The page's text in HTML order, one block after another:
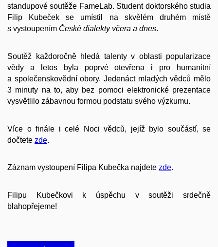
standupové soutěže FameLab. Student doktorského studia
Filip Kubeček se umístil na skvělém druhém místě
s vystoupením České dialekty včera a dnes.
Soutěž každoročně hledá talenty v oblasti popularizace
vědy a letos byla poprvé otevřena i pro humanitní
a společenskovědní obory. Jedenáct mladých vědců mělo
3 minuty na to, aby bez pomoci elektronické prezentace
vysvětlilo zábavnou formou podstatu svého výzkumu.
Více o finále i celé Noci vědců, jejíž bylo součástí, se
dočtete zde.
Záznam vystoupení Filipa Kubečka najdete zde.
Filipu Kubečkovi k úspěchu v soutěži srdečně
blahopřejeme!